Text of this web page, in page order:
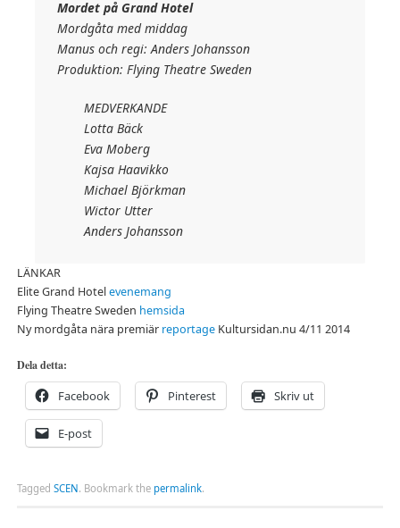
Mordet på Grand Hotel
Mordgåta med middag
Manus och regi: Anders Johansson
Produktion: Flying Theatre Sweden
MEDVERKANDE
Lotta Bäck
Eva Moberg
Kajsa Haavikko
Michael Björkman
Wictor Utter
Anders Johansson
LÄNKAR
Elite Grand Hotelevenemang
Flying Theatre Sweden hemsida
Ny mordgåta nära premiär reportageKultursidan.nu 4/11 2014
Dela detta:
Facebook Pinterest Skriv ut
E-post
Tagged SCEN. Bookmark the permalink.